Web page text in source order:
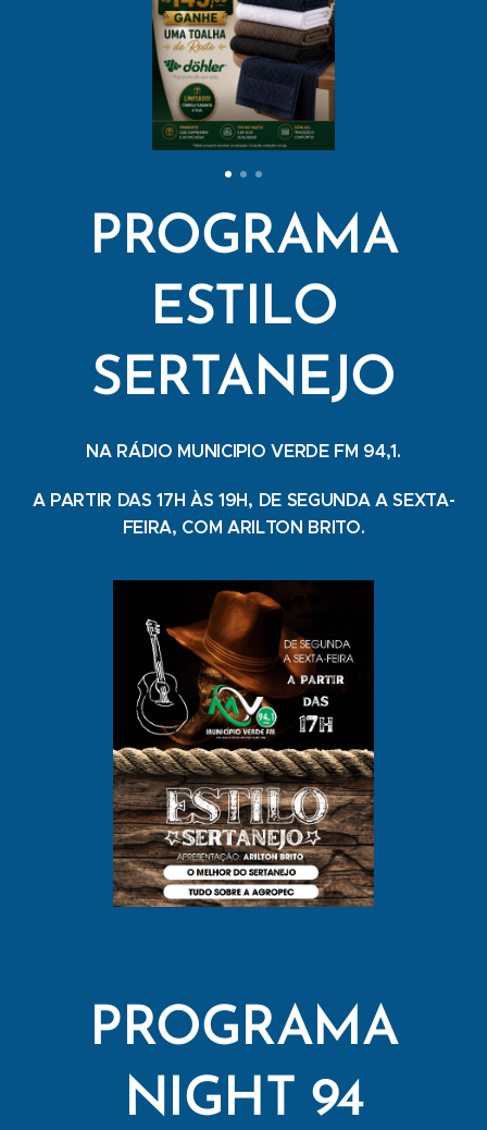
PROGRAMA
ESTILO
SERTANEJO
NA RÁDIO MUNICIPIO VERDE FM 94,1.
A PARTIR DAS 17H ÀS 19H, DE SEGUNDA A SEXTA-
FEIRA, COM ARILTON BRITO.
PROGRAMA
NIGHT 94